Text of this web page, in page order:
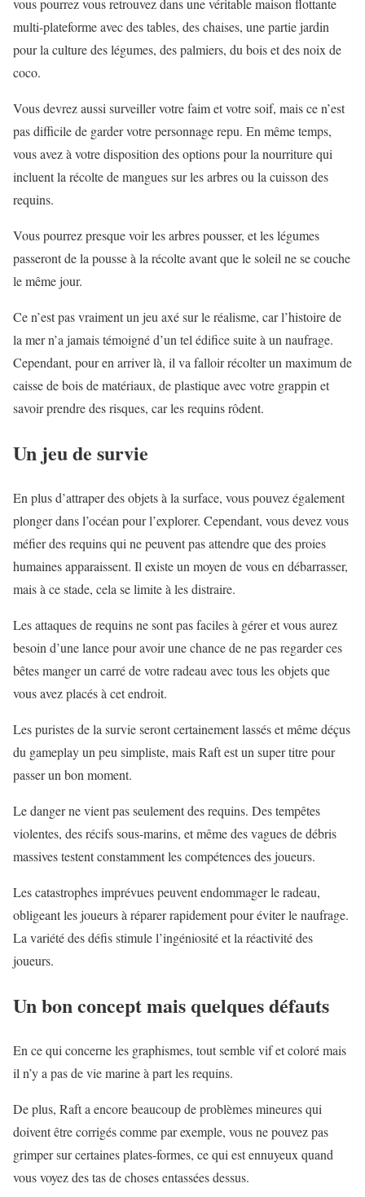
vous pourrez vous retrouvez dans une véritable maison flottante
multi-plateforme avec des tables, des chaises, une partie jardin
pour la culture des légumes, des palmiers, du bois et des noix de
coco.
Vous devrez aussi surveiller votre faim et votre soif, mais ce n’est
pas difficile de garder votre personnage repu. En même temps,
vous avez à votre disposition des options pour la nourriture qui
incluent la récolte de mangues sur les arbres ou la cuisson des
requins.
Vous pourrez presque voir les arbres pousser, et les légumes
passeront de la pousse à la récolte avant que le soleil ne se couche
le même jour.
Ce n’est pas vraiment un jeu axé sur le réalisme, car l’histoire de
la mer n’a jamais témoigné d’un tel édifice suite à un naufrage.
Cependant, pour en arriver là, il va falloir récolter un maximum de
caisse de bois de matériaux, de plastique avec votre grappin et
savoir prendre des risques, car les requins rôdent.
Un jeu de survie
En plus d’attraper des objets à la surface, vous pouvez également
plonger dans l’océan pour l’explorer. Cependant, vous devez vous
méfier des requins qui ne peuvent pas attendre que des proies
humaines apparaissent. Il existe un moyen de vous en débarrasser,
mais à ce stade, cela se limite à les distraire.
Les attaques de requins ne sont pas faciles à gérer et vous aurez
besoin d’une lance pour avoir une chance de ne pas regarder ces
bêtes manger un carré de votre radeau avec tous les objets que
vous avez placés à cet endroit.
Les puristes de la survie seront certainement lassés et même déçus
du gameplay un peu simpliste, mais Raft est un super titre pour
passer un bon moment.
Le danger ne vient pas seulement des requins. Des tempêtes
violentes, des récifs sous-marins, et même des vagues de débris
massives testent constamment les compétences des joueurs.
Les catastrophes imprévues peuvent endommager le radeau,
obligeant les joueurs à réparer rapidement pour éviter le naufrage.
La variété des défis stimule l’ingéniosité et la réactivité des
joueurs.
Un bon concept mais quelques défauts
En ce qui concerne les graphismes, tout semble vif et coloré mais
il n’y a pas de vie marine à part les requins.
De plus, Raft a encore beaucoup de problèmes mineures qui
doivent être corrigés comme par exemple, vous ne pouvez pas
grimper sur certaines plates-formes, ce qui est ennuyeux quand
vous voyez des tas de choses entassées dessus.